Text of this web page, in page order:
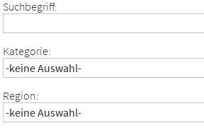
Suchbegriff:
Kategorie:
Region: